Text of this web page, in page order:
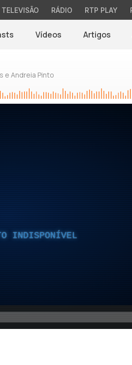
TELEVISÃO RÁDIO RTP PLAY
Vídeos Artigos
e Andreia Pinto
INDISPONÍVEL